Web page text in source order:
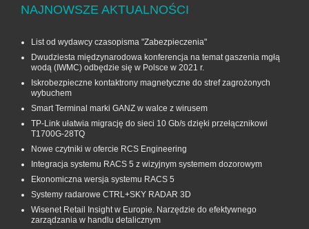
NAJNOWSZE AKTUALNOŚCI
List od wydawcy czasopisma "Zabezpieczenia"
Dwudziesta międzynarodowa konferencja na temat gaszenia mgłą
wodą (IWMC) odbędzie się w Polsce w 2021 r.
Iskrobezpieczne kontaktrony magnetyczne do stref zagrożonych
wybuchem
Smart Terminal marki GANZ w walce z wirusem
TP-Link ułatwia migrację do sieci 10 Gb/s dzięki przełącznikowi
T1700G‑28TQ
Nowe czytniki w ofercie RCS Engineering
Integracja systemu RACS 5 z wizyjnym systemem dozorowym
Ekonomiczna wersja systemu RACS 5
Systemy radarowe CTRL+SKY RADAR 3D
Wisenet Retail Insight w Europie. Narzędzie do efektywnego
zarządzania w handlu detalicznym